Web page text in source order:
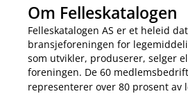
Om Felleskatalogen
Felleskatalogen AS er et heleid
bransjeforeningen for
som utvikler, produserer, selger
foreningen. De 60
representerer over 80 prosent av